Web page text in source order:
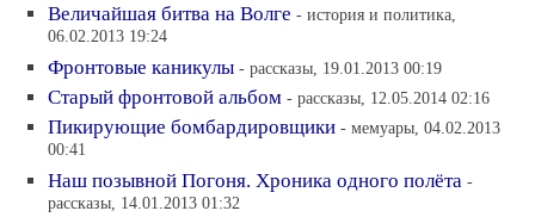
Величайшая битва на Волге - история и политика,
06.02.2013 19:24
Фронтовые каникулы - рассказы, 19.01.2013 00:19
Старый фронтовой альбом - рассказы, 12.05.2014 02:16
Пикирующие бомбардировщики - мемуары, 04.02.2013
00:41
Наш позывной Погоня. Хроника одного полёта -
рассказы, 14.01.2013 01:32